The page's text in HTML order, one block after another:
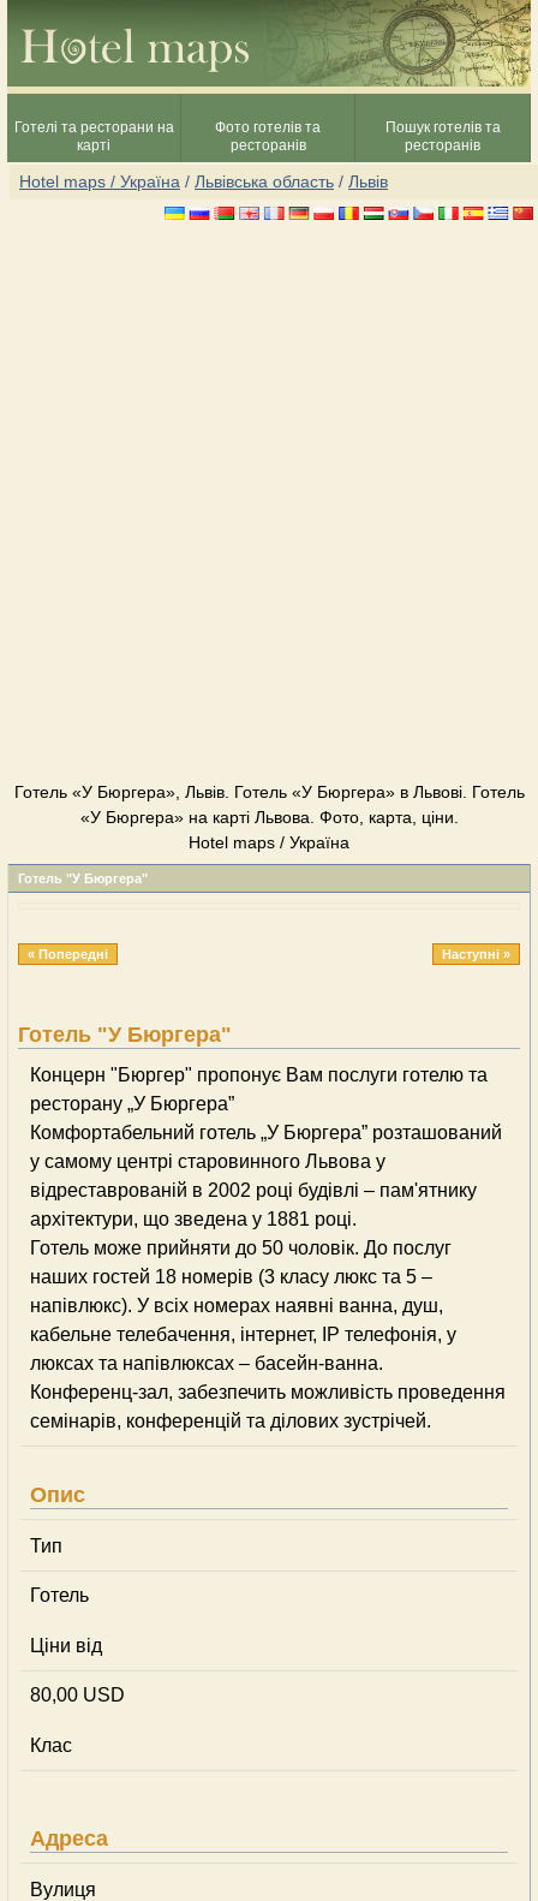
Готелі та ресторани на
карті
Фото готелів та
ресторанів
Пошук готелів та
ресторанів
Hotel maps / Україна / Львівська область / Львів
Готель «У Бюргера», Львів. Готель «У Бюргера» в Львові. Готель
«У Бюргера» на карті Львова. Фото, карта, ціни.
Hotel maps / Україна
Готель "У Бюргера"
« Попередні Наступні »
Готель "У Бюргера"
Концерн "Бюргер" пропонує Вам послуги готелю та
ресторану „У Бюргера”
Комфортабельний готель „У Бюргера” розташований
у самому центрi старовинного Львова у
вiдреставрованiй в 2002 роцi будiвлi – пам'ятнику
архiтектури, що зведена у 1881 роцi.
Готель може прийняти до 50 чоловiк. До послуг
наших гостей 18 номерiв (3 класу люкс та 5 –
напiвлюкс). У всiх номерах наявнi ванна, душ,
кабельне телебачення, iнтернет, IP телефонiя, у
люксах та напiвлюксах – басейн-ванна.
Конференц-зал, забезпечить можливiсть проведення
семiнарiв, конференцiй та дiлових зустрiчей.
Опис
Тип
Готель
Ціни від
80,00 USD
Клас
Адреса
Вулиця